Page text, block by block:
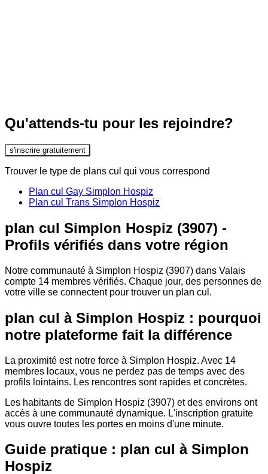
Qu'attends-tu pour les rejoindre?
s'inscrire gratuitement
Trouver le type de plans cul qui vous correspond
Plan cul Gay Simplon Hospiz
Plan cul Trans Simplon Hospiz
plan cul Simplon Hospiz (3907) -
Profils vérifiés dans votre région
Notre communauté à Simplon Hospiz (3907) dans Valais
compte 14 membres vérifiés. Chaque jour, des personnes de
votre ville se connectent pour trouver un plan cul.
plan cul à Simplon Hospiz : pourquoi
notre plateforme fait la différence
La proximité est notre force à Simplon Hospiz. Avec 14
membres locaux, vous ne perdez pas de temps avec des
profils lointains. Les rencontres sont rapides et concrètes.
Les habitants de Simplon Hospiz (3907) et des environs ont
accès à une communauté dynamique. L'inscription gratuite
vous ouvre toutes les portes en moins d'une minute.
Guide pratique : plan cul à Simplon
Hospiz